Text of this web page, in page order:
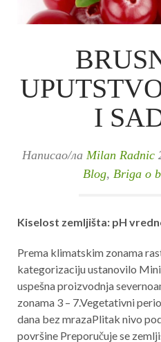
I
Написао/ла Milan Radnic
Blog, Briga o
Kiselost zemljišta: pH
Prema klimatskim zonama
kategorizaciju ustanovilo
uspešna proizvodnja
zonama 3 – 7.Vegetativni
dana bez mrazaPlitak nivo
površine Preporučuje se